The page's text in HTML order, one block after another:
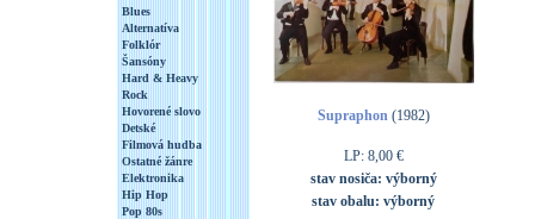
Blues
Alternatíva
Folklór
Šansóny
Hard & Heavy
Rock
Hovorené slovo
Detské
Filmová hudba
Ostatné žánre
Elektronika
Hip Hop
Pop 80s
Supraphon(1982)
LP: 8,00 €
stav nosiča: výborný
stav obalu: výborný